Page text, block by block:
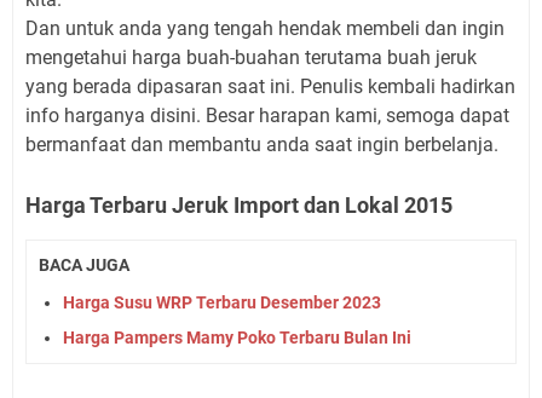
Dan untuk anda yang tengah hendak membeli dan ingin
mengetahui harga buah-buahan terutama buah jeruk
yang berada dipasaran saat ini. Penulis kembali hadirkan
info harganya disini. Besar harapan kami, semoga dapat
bermanfaat dan membantu anda saat ingin berbelanja.
Harga Terbaru Jeruk Import dan Lokal 2015
BACA JUGA
Harga Susu WRP Terbaru Desember 2023
Harga Pampers Mamy Poko Terbaru Bulan Ini